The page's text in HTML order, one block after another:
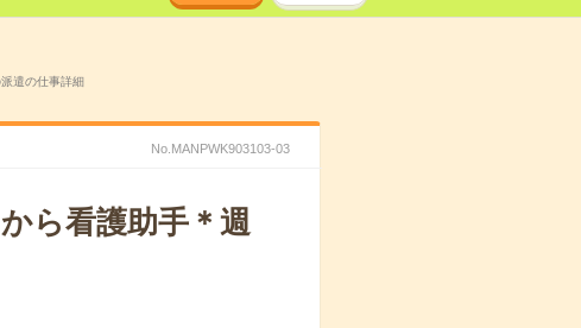
遣の仕事詳細
No.MANPWK903103-03
ら看護助手＊週